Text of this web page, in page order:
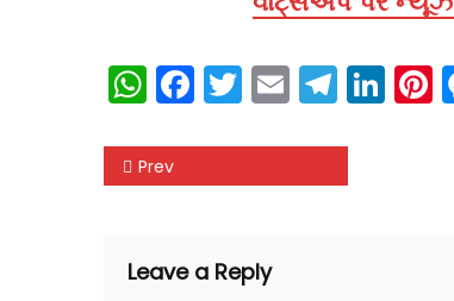
WhatsApp
Facebook
Twitter
Email
Post
Prev
Leave a Reply